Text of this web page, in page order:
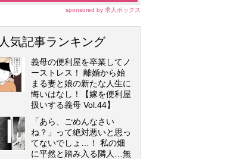
sponsored by 求人ボックス
人気記事ランキング
義母の便利屋を卒業してノ
ーストレス！ 離婚から始
まる妻と娘の新たな人生に
悔いはなし！【嫁を便利屋
扱いする義母 Vol.44】
「あら、ごめんなさい
ね？」って絶対悪いと思っ
てないでしょ…！ 私の畑
に平然と踏み入る隣人…無